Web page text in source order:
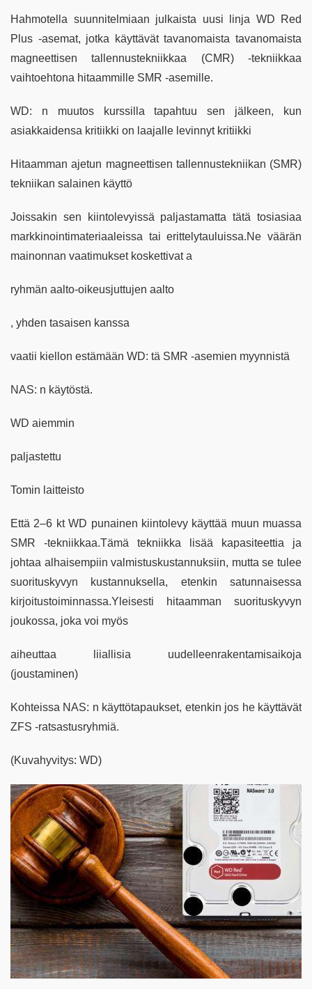
Hahmotella suunnitelmiaan julkaista uusi linja WD Red
Plus -asemat, jotka käyttävät tavanomaista tavanomaista
magneettisen tallennustekniikkaa (CMR) -tekniikkaa
vaihtoehtona hitaammille SMR -asemille.
WD: n muutos kurssilla tapahtuu sen jälkeen, kun
asiakkaidensa kritiikki on laajalle levinnyt kritiikki
Hitaamman ajetun magneettisen tallennustekniikan (SMR)
tekniikan salainen käyttö
Joissakin sen kiintolevyissä paljastamatta tätä tosiasiaa
markkinointimateriaaleissa tai erittelytauluissa.Ne väärän
mainonnan vaatimukset koskettivat a
ryhmän aalto-oikeusjuttujen aalto
, yhden tasaisen kanssa
vaatii kiellon estämään WD: tä SMR -asemien myynnistä
NAS: n käytöstä.
WD aiemmin
paljastettu
Tomin laitteisto
Että 2–6 kt WD punainen kiintolevy käyttää muun muassa
SMR -tekniikkaa.Tämä tekniikka lisää kapasiteettia ja
johtaa alhaisempiin valmistuskustannuksiin, mutta se tulee
suorituskyvyn kustannuksella, etenkin satunnaisessa
kirjoitustoiminnassa.Yleisesti hitaamman suorituskyvyn
joukossa, joka voi myös
aiheuttaa liiallisia uudelleenrakentamisaikoja
(joustaminen)
Kohteissa NAS: n käyttötapaukset, etenkin jos he käyttävät
ZFS -ratsastusryhmiä.
(Kuvahyvitys: WD)